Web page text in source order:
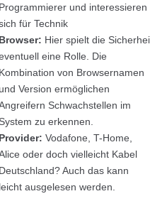
Programmierer und interessieren
für Technik
Browser: Hier spielt die
eine Rolle. Die
Kombination von Browsernamen
und Version ermöglichen
Schwachstellen im
System zu erkennen.
Provider: Vodafone, T-Home,
oder doch vielleicht Kabel
Deutschland? Auch das kann
leicht ausgelesen werden.